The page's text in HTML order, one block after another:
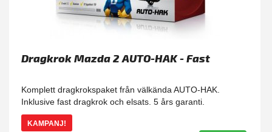
Dragkrok Mazda 2 AUTO-HAK - Fast
Komplett dragkrokspaket från välkända AUTO-HAK.
Inklusive fast dragkrok och elsats. 5 års garanti.
KAMPANJ!